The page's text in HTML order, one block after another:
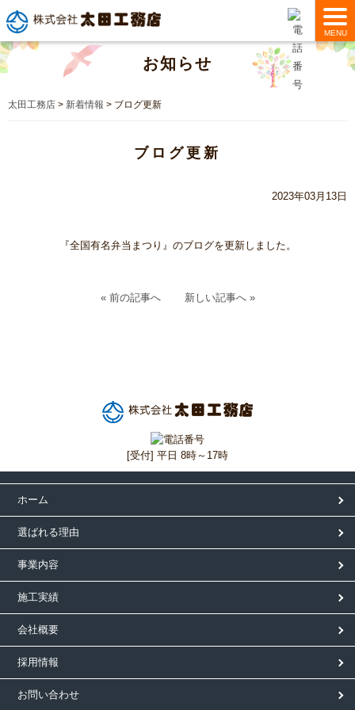
MENU
お知らせ
太田工務店 > 新着情報 > ブログ更新
ブログ更新
2023年03月13日
『全国有名弁当まつり』のブログを更新しました。
« 前の記事へ 新しい記事へ »
[受付] 平日 8時～17時
ホーム
選ばれる理由
事業内容
施工実績
会社概要
採用情報
お問い合わせ